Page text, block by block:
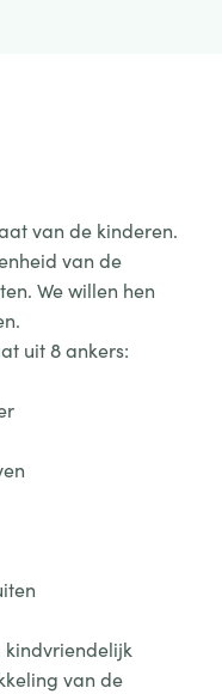
van de kinderen.
van de
We willen hen
uit 8 ankers:
van de